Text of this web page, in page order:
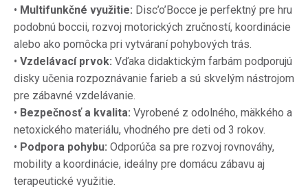
• Multifunkčné využitie: Disc’o’Bocce je perfektný pre hru
podobnú boccii, rozvoj motorických zručností, koordinácie
alebo ako pomôcka pri vytváraní pohybových trás.
• Vzdelávací prvok: Vďaka didaktickým farbám podporujú
disky učenia rozpoznávanie farieb a sú skvelým nástrojom
pre zábavné vzdelávanie.
• Bezpečnosť a kvalita: Vyrobené z odolného, ​​mäkkého a
netoxického materiálu, vhodného pre deti od 3 rokov.
• Podpora pohybu: Odporúča sa pre rozvoj rovnováhy,
mobility a koordinácie, ideálny pre domácu zábavu aj
terapeutické využitie.